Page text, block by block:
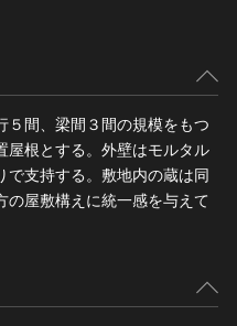
５間、梁間３間の規模をもつ
屋根とする。外壁はモルタル
支持する。敷地内の蔵は同
の屋敷構えに統一感を与えて